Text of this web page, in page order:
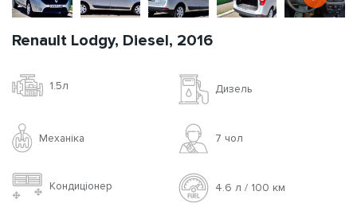
Renault Lodgy, Diesel, 2016
1.5л Дизель
Механіка 7 чoл
Кондиціонер 4.6 л / 100 км